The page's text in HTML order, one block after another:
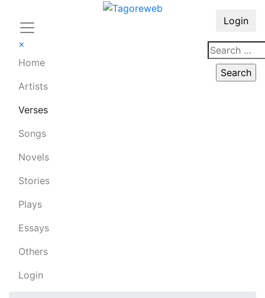
×
Home
Artists
Verses
Songs
Novels
Stories
Plays
Essays
Others
Login
Login